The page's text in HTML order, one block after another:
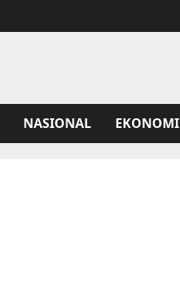
NASIONAL EKONOMI